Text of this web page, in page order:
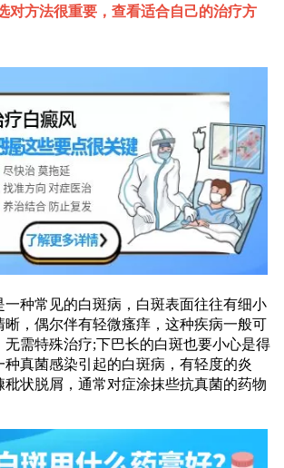
对方法很重要，查看适合自己的治疗方
种常见的白斑病，白斑表面往往有细小
晰，偶尔伴有轻微瘙痒，这种疾病一般可
无需特殊治疗;下巴长的白斑也要小心是得
种真菌感染引起的白斑病，有轻度的炎
秕状脱屑，通常对症涂抹些抗真菌的药物